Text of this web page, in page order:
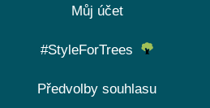
Můj účet
#StyleForTrees
Předvolby souhlasu